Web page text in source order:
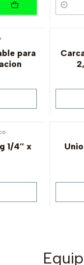
Cantidad
para
1/4″ x